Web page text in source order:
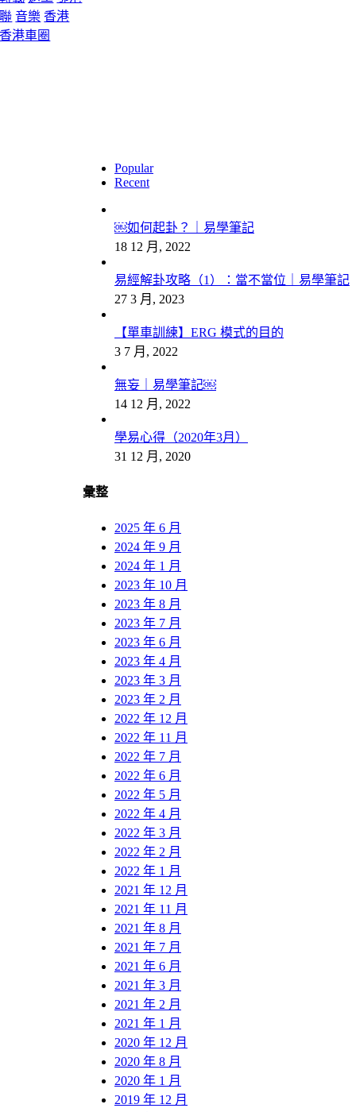
Popular
Recent
￼如何起卦？｜易學筆記
18 12 月, 2022
易經解卦攻略（1）：當不當位｜易學筆記
27 3 月, 2023
【單車訓練】ERG 模式的目的
3 7 月, 2022
無妄｜易學筆記￼
14 12 月, 2022
學易心得（2020年3月）
31 12 月, 2020
彙整
2025 年 6 月
2024 年 9 月
2024 年 1 月
2023 年 10 月
2023 年 8 月
2023 年 7 月
2023 年 6 月
2023 年 4 月
2023 年 3 月
2023 年 2 月
2022 年 12 月
2022 年 11 月
2022 年 7 月
2022 年 6 月
2022 年 5 月
2022 年 4 月
2022 年 3 月
2022 年 2 月
2022 年 1 月
2021 年 12 月
2021 年 11 月
2021 年 8 月
2021 年 7 月
2021 年 6 月
2021 年 3 月
2021 年 2 月
2021 年 1 月
2020 年 12 月
2020 年 8 月
2020 年 1 月
2019 年 12 月
聯 音樂 香港
香港車圈